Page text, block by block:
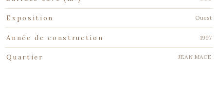
Exposition Ouest
Année de construction 1997
Quartier JEAN MACE